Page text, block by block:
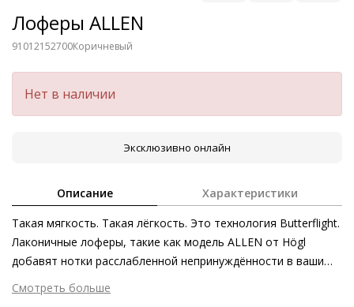
Лоферы ALLEN
91012152700Коричневый
Нет в наличии
Эксклюзивно онлайн
Описание Характеристики
Такая мягкость. Такая лёгкость. Это технология Butterflight.
Лаконичные лоферы, такие как модель ALLEN от Högl
добавят нотки расслабленной непринуждённости в ваши
летние образы. Кожаные лоферы, изготовленные этичными
методами на экологически безопасном производстве в
Смотреть больше